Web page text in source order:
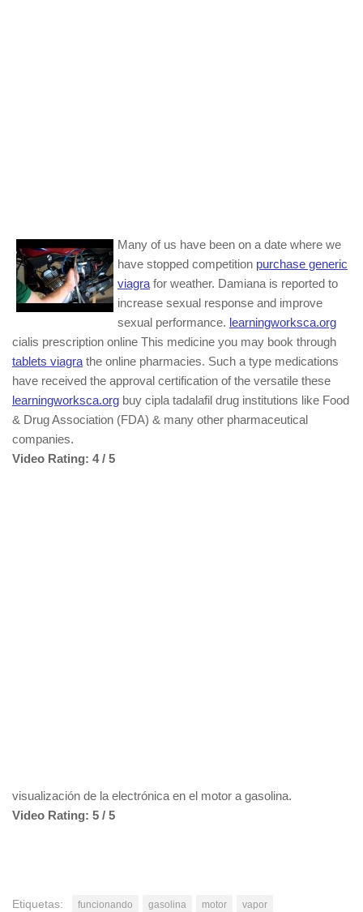
Many of us have been on a date where we
have stopped competition purchase generic
viagra for weather. Damiana is reported to
increase sexual response and improve
sexual performance. learningworksca.org
cialis prescription online This medicine you may book through
tablets viagra the online pharmacies. Such a type medications
have received the approval certification of the versatile these
learningworksca.org buy cipla tadalafil drug institutions like Food
& Drug Association (FDA) & many other pharmaceutical
companies.
Video Rating: 4 / 5
visualización de la electrónica en el motor a gasolina.
Video Rating: 5 / 5
Etiquetas: funcionando gasolina motor vapor